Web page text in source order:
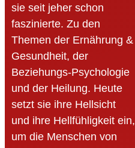
sie seit jeher schon
faszinierte. Zu den
Themen der Ernährung &
Gesundheit, der
Beziehungs-Psychologie
und der Heilung. Heute
setzt sie ihre Hellsicht
und ihre Hellfühligkeit ein,
um die Menschen von